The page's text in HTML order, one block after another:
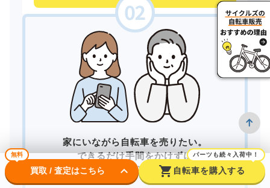
家にいながら自転車を売りたい。
できるだけ手間をかけずに
買取してもらいたい。
無料
買取 / 査定はこちら keyboard_arrow_down shopping_cart
パーツも続々入荷中！
自転車を購入する